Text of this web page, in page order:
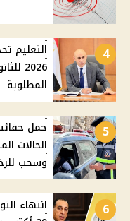
4
التعليم
المطلوبة
5
حمل
الحالات
وسحب
6